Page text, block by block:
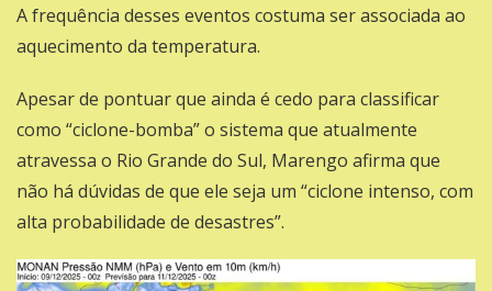
A frequência desses eventos costuma ser associada ao
aquecimento da temperatura.
Apesar de pontuar que ainda é cedo para classificar
como “ciclone-bomba” o sistema que atualmente
atravessa o Rio Grande do Sul, Marengo afirma que
não há dúvidas de que ele seja um “ciclone intenso, com
alta probabilidade de desastres”.